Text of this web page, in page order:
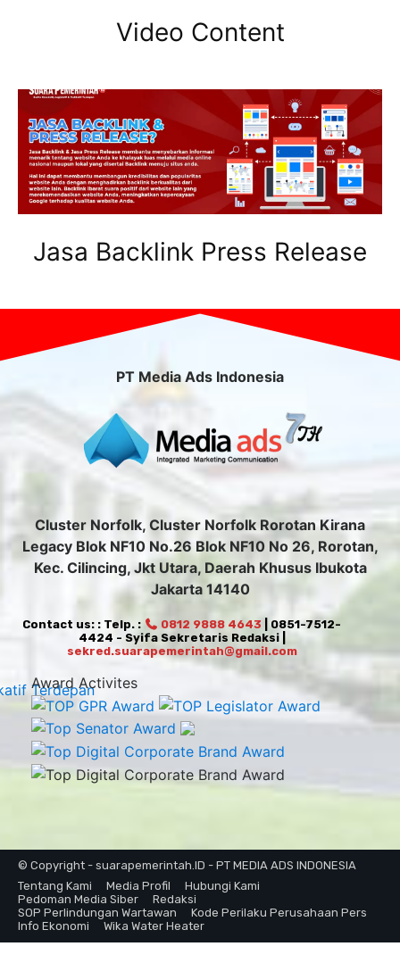
Video Content
Jasa Backlink Press Release
PT Media Ads Indonesia
Cluster Norfolk, Cluster Norfolk Rorotan Kirana
Legacy Blok NF10 No.26 Blok NF10 No 26, Rorotan,
Kec. Cilincing, Jkt Utara, Daerah Khusus Ibukota
Jakarta 14140
Contact us: : Telp. : 0812 9888 4643 | 0851-7512-
4424 - Syifa Sekretaris Redaksi |
sekred.suarapemerintah@gmail.com
Award Activites
© Copyright - suarapemerintah.ID - PT MEDIA ADS INDONESIA
Tentang Kami
Media Profil
Hubungi Kami
Pedoman Media Siber
Redaksi
SOP Perlindungan Wartawan
Kode Perilaku Perusahaan Pers
Info Ekonomi
Wika Water Heater